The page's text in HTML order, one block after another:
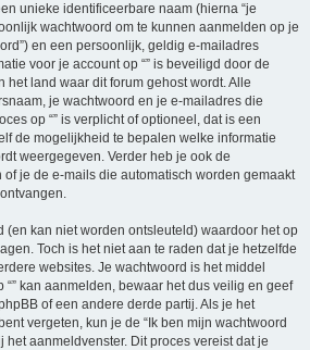
unieke identificeerbare naam (hierna “je
wachtwoord om te kunnen aanmelden op je
en een persoonlijk, geldig e-mailadres
voor je account op “” is beveiligd door de
het land waar dit forum gehost wordt. Alle
je wachtwoord en je e-mailadres die
op “” is verplicht of optioneel, dat is een
de mogelijkheid te bepalen welke informatie
weergegeven. Verder heb je ook de
je de e-mails die automatisch worden gemaakt
(en kan niet worden ontsleuteld) waardoor het op
Toch is het niet aan te raden dat je hetzelfde
websites. Je wachtwoord is het middel
kan aanmelden, bewaar het dus veilig en geef
of een andere derde partij. Als je het
vergeten, kun je de “Ik ben mijn wachtwoord
het aanmeldvenster. Dit proces vereist dat je